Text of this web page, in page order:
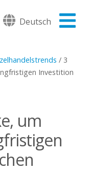
Deutsch
/ 3
Investition
um